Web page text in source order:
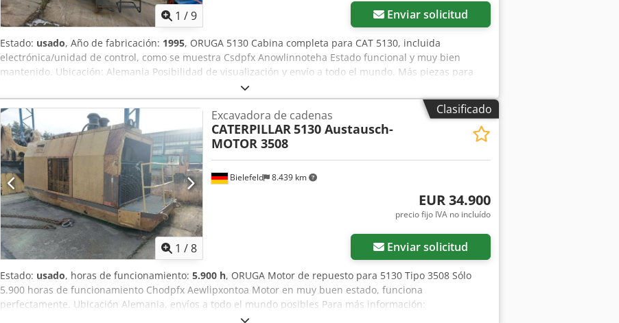
1 /9 Enviar solicitud
Estado: usado, Año de fabricación: 1995, ORUGA 5130 Cabina completa para CAT 5130, incluida
electrónica/unidad de control, como se muestra Csdpfx Anowlinnoteha Estado funcional y muy bien
mantenido. Ubicación: Alemania Posibilidad de visualización y envío a todo el mundo. Más piezas para
Clasificado
1 /8
Bielefeld 8.439 km
Excavadora de cadenas
CATERPILLAR 5130 Austausch-
MOTOR 3508
EUR 34.900
precio fijo IVA no incluído
Enviar solicitud
Estado: usado, horas de funcionamiento: 5.900 h, ORUGA Motor de repuesto para 5130 Tipo 3508 Sólo
5.900 horas de funcionamiento Chodpfx Aewlipxontoa Motor en muy buen estado, funciona
perfectamente. Ubicación Alemania, envíos a todo el mundo posibles Para más información: